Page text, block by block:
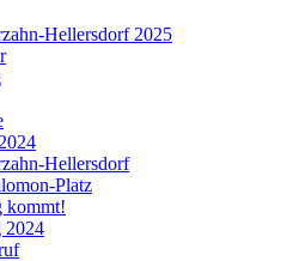
Hellersdorf 2025
Hellersdorf
Platz
kommt!
2024